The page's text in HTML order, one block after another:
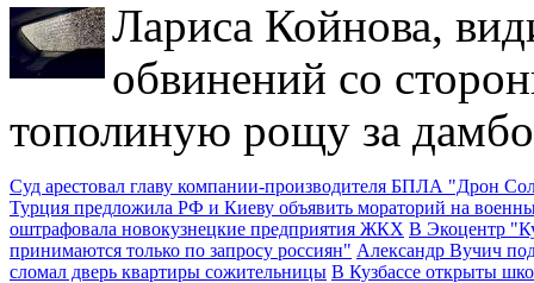
Лариса Койнова,
обвинений со
тополиную рощу за
Суд арестовал главу компании-производителя БПЛА "Дрон
Турция предложила РФ и Киеву объявить мораторий на
оштрафовала новокузнецкие предприятия ЖКХ В Экоцентр
принимаются только по запросу россиян" Александр Вучич
сломал дверь квартиры сожительницы В Кузбассе открыты